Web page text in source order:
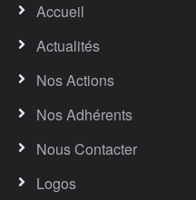
Accueil
Actualités
Nos Actions
Nos Adhérents
Nous Contacter
Logos